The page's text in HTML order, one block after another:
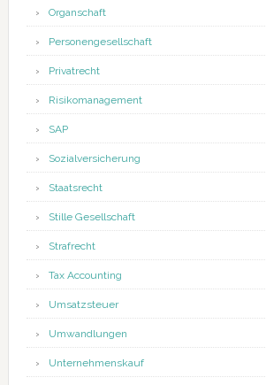
Organschaft
Personengesellschaft
Privatrecht
Risikomanagement
SAP
Sozialversicherung
Staatsrecht
Stille Gesellschaft
Strafrecht
Tax Accounting
Umsatzsteuer
Umwandlungen
Unternehmenskauf